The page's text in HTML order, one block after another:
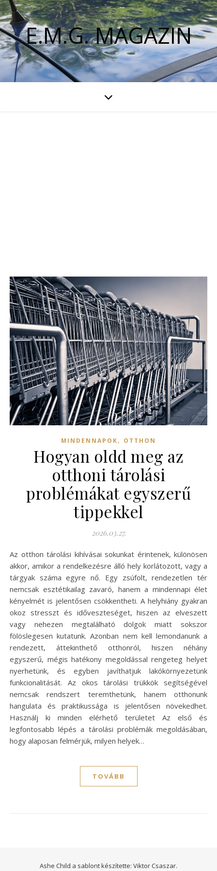
E.M.G. MAGAZIN
MINDENNAPOK, OTTHON
Hogyan oldd meg az
otthoni tárolási
problémákat egyszerű
tippekkel
2026.03.27.
Az otthon tárolási kihívásai sokunkat érintenek, különösen
akkor, amikor a rendelkezésre álló hely korlátozott, vagy a
tárgyak száma egyre nő. Egy zsúfolt, rendezetlen tér
nemcsak esztétikailag zavaró, hanem a mindennapi élet
kényelmét is jelentősen csökkentheti. A helyhiány gyakran
okoz stresszt és időveszteséget, hiszen az elveszett
vagy nehezen megtalálható dolgok miatt sokszor
fölöslegesen kutatunk. Azonban nem kell lemondanunk a
rendezett, áttekinthető otthonról, hiszen néhány
egyszerű, mégis hatékony megoldással rengeteg helyet
nyerhetünk, és egyben javíthatjuk lakókörnyezetünk
funkcionalitását. Az okos tárolási trükkök segítségével
nemcsak rendszert teremthetünk, hanem otthonunk
hangulata és praktikussága is jelentősen növekedhet.
Használj ki minden elérhető területet Az első és
legfontosabb lépés a tárolási problémák megoldásában,
hogy alaposan felmérjük, milyen helyek…
TOVÁBB
Ashe Child a sablont készítette: Viktor Csaszar.